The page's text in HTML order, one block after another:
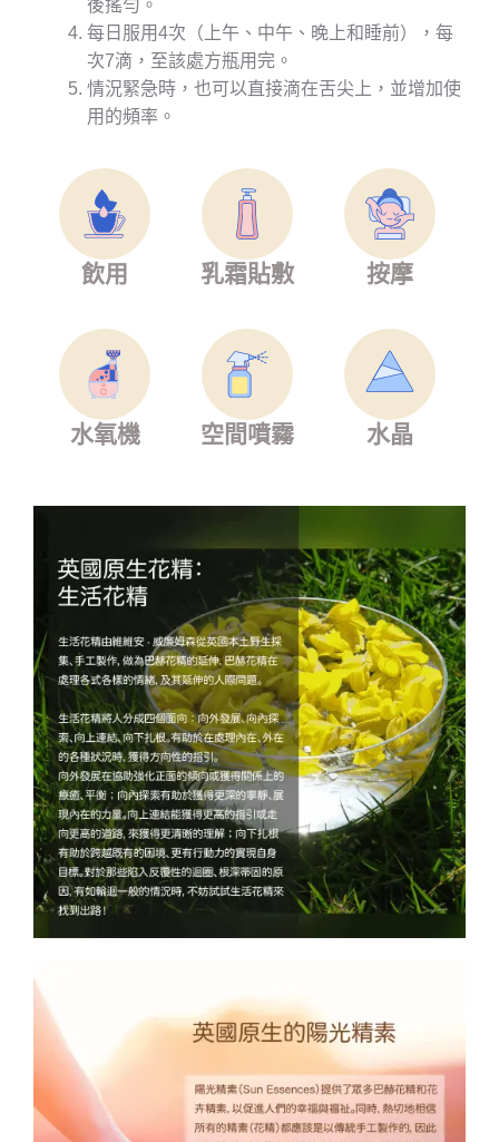
後搖勻。
每日服用4次（上午、中午、晚上和睡前），每
次7滴，至該處方瓶用完。
情況緊急時，也可以直接滴在舌尖上，並增加使
用的頻率。
飲用 乳霜貼敷 按摩
水氧機 空間噴霧 水晶